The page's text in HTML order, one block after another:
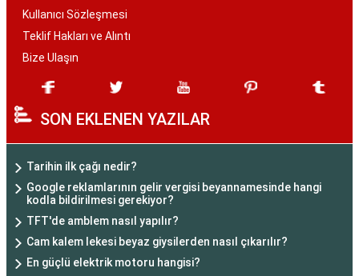
Kullanıcı Sözleşmesi
Teklif Hakları ve Alıntı
Bize Ulaşın
SON EKLENEN YAZILAR
Tarihin ilk çağı nedir?
Google reklamlarının gelir vergisi beyannamesinde hangi
kodla bildirilmesi gerekiyor?
TFT'de amblem nasıl yapılır?
Cam kalem lekesi beyaz giysilerden nasıl çıkarılır?
En güçlü elektrik motoru hangisi?